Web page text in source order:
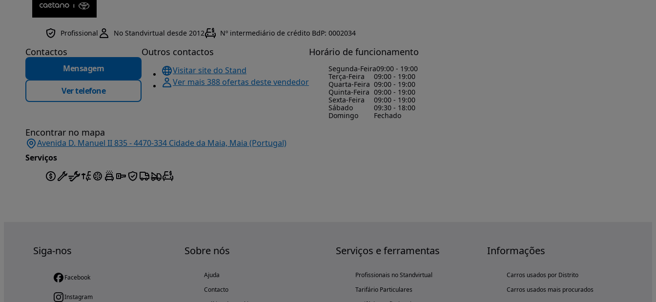
Profissional No Standvirtual desde 2012 Nº intermediário de crédito BdP: 0002034
Contactos
Mensagem
Ver telefone
Outros contactos
Visitar site do Stand
Ver mais 388 ofertas deste vendedor
Horário de funcionamento
Segunda-Feira09:00 - 19:00
Terça-Feira
09:00 - 19:00
Quarta-Feira 09:00 - 19:00
Quinta-Feira 09:00 - 19:00
Sexta-Feira
09:00 - 19:00
Sábado
09:30 - 18:00
Domingo
Fechado
Encontrar no mapa
Avenida D. Manuel II 835 - 4470-334 Cidade da Maia, Maia (Portugal)
Serviços
Siga-nos
Facebook
Instagram
Sobre nós
Ajuda
Contacto
Serviços e ferramentas
Profissionais no Standvirtual
Tarifário Particulares
Informações
Carros usados por Distrito
Carros usados mais procurados